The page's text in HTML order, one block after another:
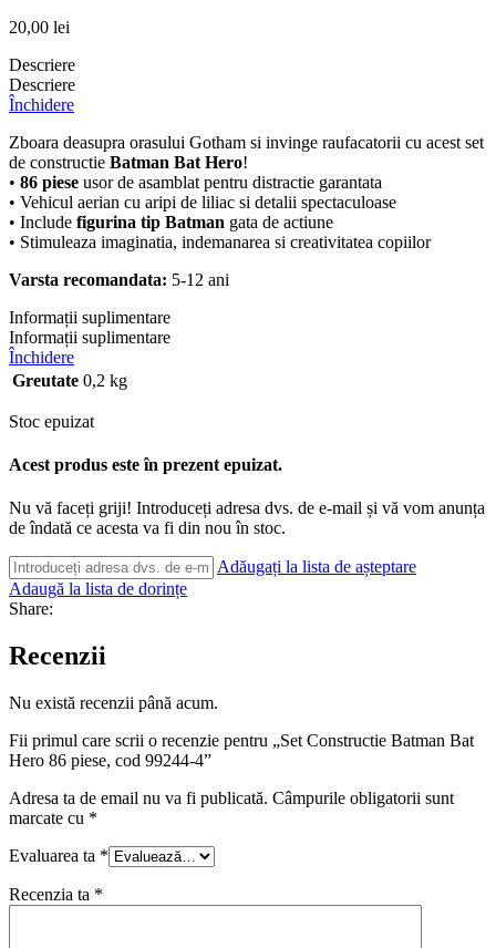
20,00 lei
Descriere
Descriere
Închidere
Zboara deasupra orasului Gotham si invinge raufacatorii cu acest set
de constructie Batman Bat Hero!
• 86 piese usor de asamblat pentru distractie garantata
• Vehicul aerian cu aripi de liliac si detalii spectaculoase
• Include figurina tip Batman gata de actiune
• Stimuleaza imaginatia, indemanarea si creativitatea copiilor
Varsta recomandata: 5-12 ani
Informații suplimentare
Informații suplimentare
Închidere
Greutate 0,2 kg
Stoc epuizat
Acest produs este în prezent epuizat.
Nu vă faceți griji! Introduceți adresa dvs. de e-mail și vă vom anunța
de îndată ce acesta va fi din nou în stoc.
Adăugați la lista de așteptare
Adaugă la lista de dorințe
Share:
Recenzii
Nu există recenzii până acum.
Fii primul care scrii o recenzie pentru „Set Constructie Batman Bat
Hero 86 piese, cod 99244-4”
Adresa ta de email nu va fi publicată. Câmpurile obligatorii sunt
marcate cu *
Evaluarea ta *
Recenzia ta *